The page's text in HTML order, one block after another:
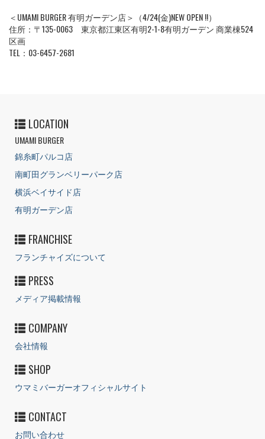
＜UMAMI BURGER 有明ガーデン店＞（4/24(金)NEW OPEN !!）
住所：〒135-0063 東京都江東区有明2-1-8有明ガーデン 商業棟524
区画
TEL：03-6457-2681
LOCATION
UMAMI BURGER
錦糸町パルコ店
南町田グランベリーパーク店
横浜ベイサイド店
有明ガーデン店
FRANCHISE
フランチャイズについて
PRESS
メディア掲載情報
COMPANY
会社情報
SHOP
ウマミバーガーオフィシャルサイト
CONTACT
お問い合わせ